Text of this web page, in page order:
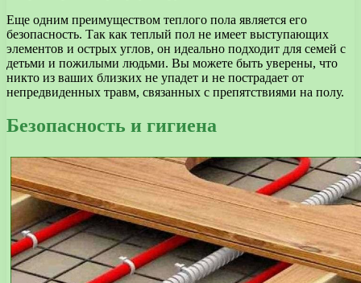
Еще одним преимуществом теплого пола является его
безопасность. Так как теплый пол не имеет выступающих
элементов и острых углов, он идеально подходит для семей с
детьми и пожилыми людьми. Вы можете быть уверены, что
никто из ваших близких не упадет и не пострадает от
непредвиденных травм, связанных с препятствиями на полу.
Безопасность и гигиена